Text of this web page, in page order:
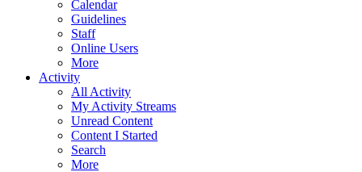
Calendar
Guidelines
Staff
Online Users
More
Activity
All Activity
My Activity Streams
Unread Content
Content I Started
Search
More